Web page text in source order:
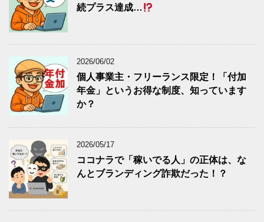
続プラス達成…
2026/06/02
個人事業主・フリーランス限定！「付加
年金」というお得な制度、知っています
か？
2026/05/17
ココナラで「稼いでる人」の正体は、な
んとブランディング詐欺だった！？